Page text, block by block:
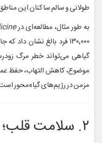
طولانی و سالم ساکنان این
به طور مثال، مطالعه‌ای در
۱۳۰٬۰۰۰ فرد بالغ نشان
موضوع، کاهش التهاب، حفظ
مزمن در رژیم‌های گیاه‌محور
۲. سلامت